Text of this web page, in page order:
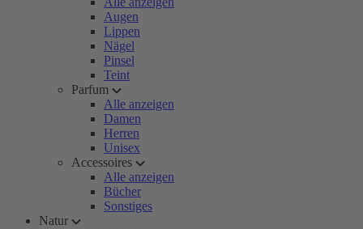
Augen
Lippen
Nägel
Pinsel
Teint
Parfum
Alle anzeigen
Damen
Herren
Unisex
Accessoires
Alle anzeigen
Bücher
Sonstiges
Natur